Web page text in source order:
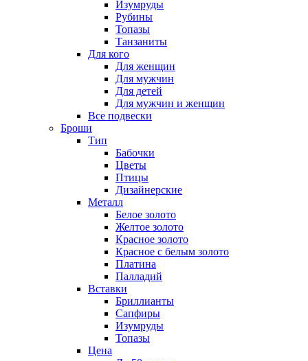
Изумруды
Рубины
Топазы
Танзаниты
Для кого
Для женщин
Для мужчин
Для детей
Для мужчин и женщин
Все подвески
Броши
Тип
Бабочки
Цветы
Птицы
Дизайнерские
Металл
Белое золото
Желтое золото
Красное золото
Красное с белым золото
Платина
Палладий
Вставки
Бриллианты
Сапфиры
Изумруды
Топазы
Цена